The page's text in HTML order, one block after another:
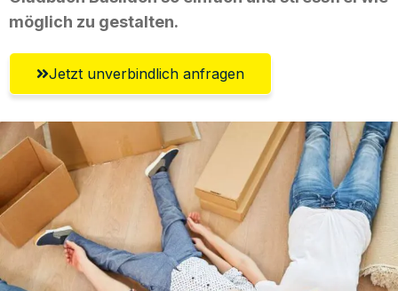
möglich zu gestalten.
Jetzt unverbindlich anfragen